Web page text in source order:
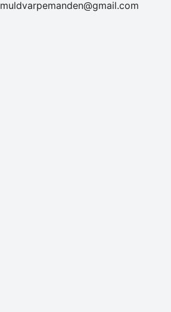
muldvarpemanden@gmail.com